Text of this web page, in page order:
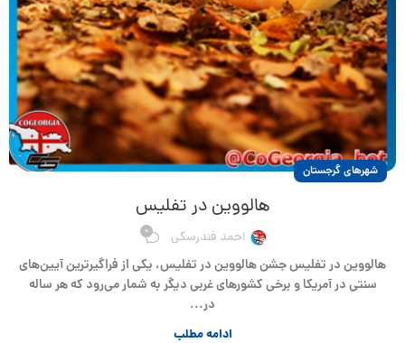
شهرهای گرجستان
هالووین در تفلیس
احمد فندرسکی 0
هالووین در تفلیس جشن هالووین در تفلیس، یکی از فراگیرترین آیین‌های
سنتی در آمریکا و برخی کشورهای غربی دیگر به شمار می‌رود که هر ساله
در...
ادامه مطلب